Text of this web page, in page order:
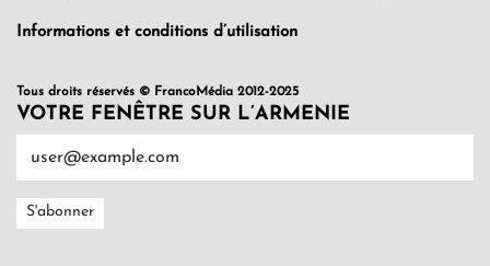
Informations et conditions d’utilisation
Tous droits réservés © FrancoMédia 2012-2025
VOTRE FENÊTRE SUR L’ARMENIE